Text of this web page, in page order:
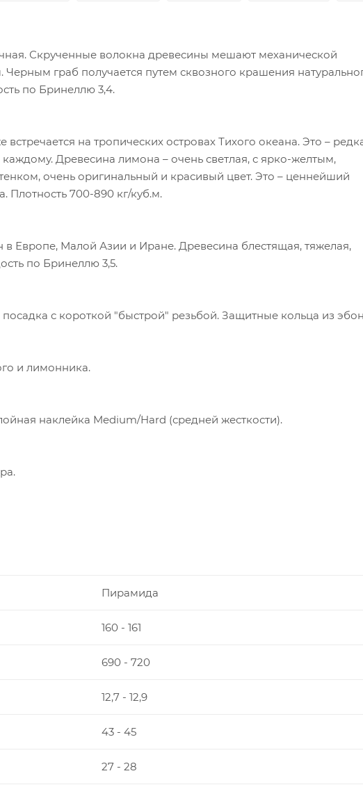
Скрученные волокна древесины мешают механической
граб получается путем сквозного крашения
по Бринеллю 3,4.
на тропических островах Тихого океана. Это –
Древесина лимона – очень светлая, с ярко-желтым,
очень оригинальный и красивый цвет. Это – ценнейший
Плотность 700-890 кг/куб.м.
Европе, Малой Азии и Иране. Древесина блестящая, тяжелая,
по Бринеллю 3,5.
с короткой "быстрой" резьбой. Защитные кольца из
и лимонника.
наклейка Medium/Hard (средней жесткости).
Пирамида
160 - 161
690 - 720
12,7 - 12,9
43 - 45
27 - 28